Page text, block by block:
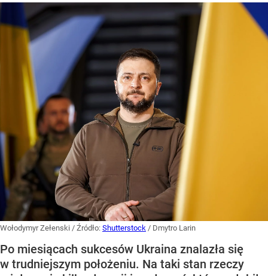
Wołodymyr Zełenski / Źródło: Shutterstock / Dmytro Larin
Po miesiącach sukcesów Ukraina znalazła się
w trudniejszym położeniu. Na taki stan rzeczy